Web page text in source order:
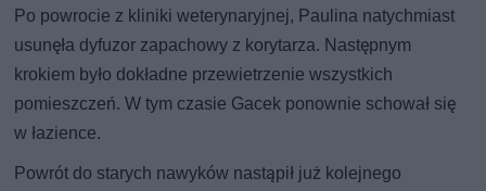
Po powrocie z kliniki weterynaryjnej, Paulina natychmiast
usunęła dyfuzor zapachowy z korytarza. Następnym
krokiem było dokładne przewietrzenie wszystkich
pomieszczeń. W tym czasie Gacek ponownie schował się
w łazience.
Powrót do starych nawyków nastąpił już kolejnego